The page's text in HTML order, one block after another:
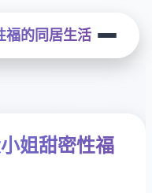
福的同居生活
姐甜密性福